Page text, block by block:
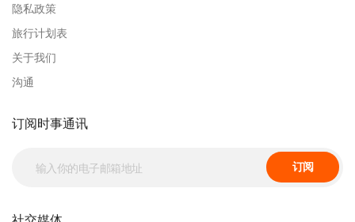
隐私政策
旅行计划表
关于我们
沟通
订阅时事通讯
订阅